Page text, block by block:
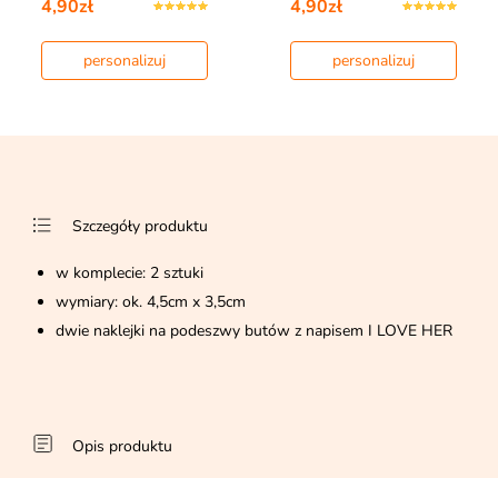
4,90zł
personalizuj
4,90zł
personalizuj
Szczegóły produktu
w komplecie: 2 sztuki
wymiary: ok. 4,5cm x 3,5cm
dwie naklejki na podeszwy butów z napisem I LOVE HER
Opis produktu